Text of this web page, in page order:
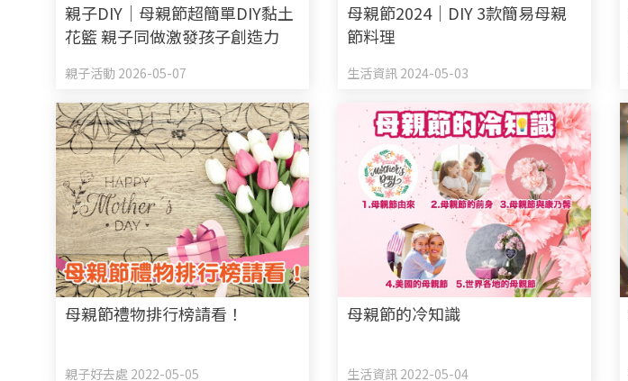
親子DIY｜母親節超簡單DIY黏土
花籃 親子同做激發孩子創造力
親子活動 2026-05-07
母親節2024｜DIY 3款簡易母親
節料理
生活資訊 2024-05-03
母親節禮物排行榜請看！
親子好去處 2022-05-05
母親節的冷知識
生活資訊 2022-05-04